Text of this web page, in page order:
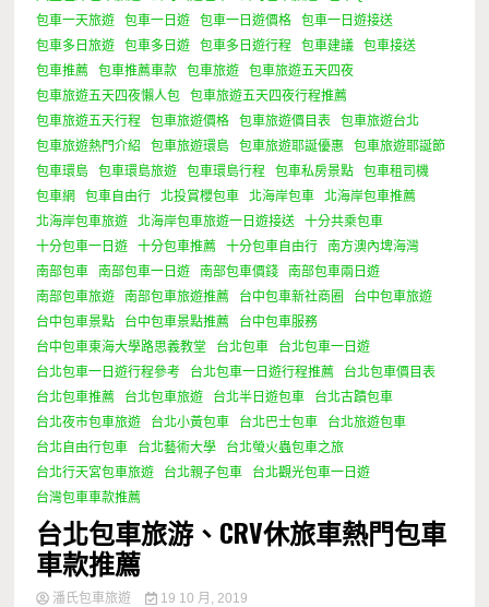
包車一天旅遊
包車一日遊 包車一日遊價格
包車一日遊接送
包車多日旅遊
包車多日遊 包車多日遊行程 包車建議
包車接送
包車推薦
包車推薦車款 包車旅遊
包車旅遊五天四夜
包車旅遊五天四夜懶人包
包車旅遊五天四夜行程推薦
包車旅遊五天行程
包車旅遊價格 包車旅遊價目表
包車旅遊台北
包車旅遊熱門介紹
包車旅遊環島 包車旅遊耶誕優惠
包車旅遊耶誕節
包車環島
包車環島旅遊 包車環島行程 包車私房景點
包車租司機
包車網
包車自由行 北投賞櫻包車 北海岸包車
北海岸包車推薦
北海岸包車旅遊
北海岸包車旅遊一日遊接送
十分共乘包車
十分包車一日遊
十分包車推薦 十分包車自由行
南方澳內埤海灣
南部包車
南部包車一日遊 南部包車價錢
南部包車兩日遊
南部包車旅遊
南部包車旅遊推薦 台中包車新社商圈
台中包車旅遊
台中包車景點
台中包車景點推薦
台中包車服務
台中包車東海大學路思義教堂
台北包車
台北包車一日遊
台北包車一日遊行程參考
台北包車一日遊行程推薦
台北包車價目表
台北包車推薦
台北包車旅遊 台北半日遊包車
台北古蹟包車
台北夜市包車旅遊
台北小黃包車 台北巴士包車
台北旅遊包車
台北自由行包車
台北藝術大學
台北螢火蟲包車之旅
台北行天宮包車旅遊
台北親子包車
台北觀光包車一日遊
台灣包車車款推薦
台北包車旅游、CRV休旅車熱門包車
車款推薦
潘氏包車旅遊 19 10 月, 2019